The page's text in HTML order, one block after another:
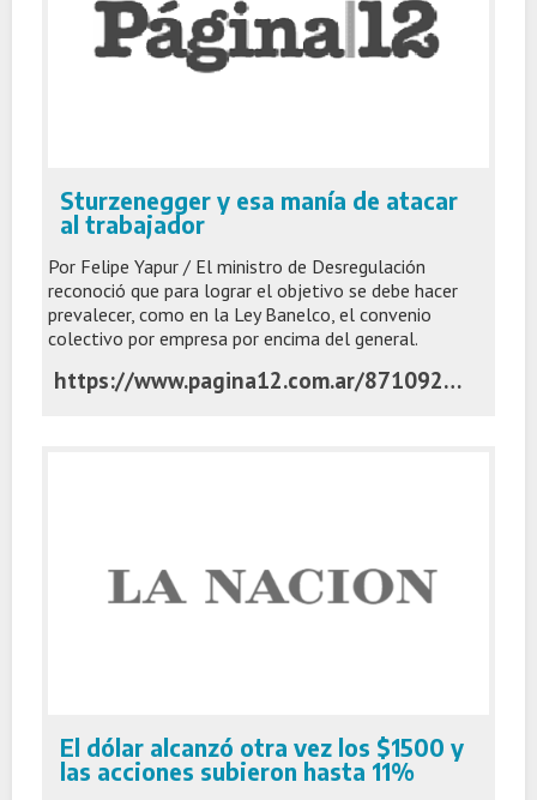
Sturzenegger y esa manía de atacar
al trabajador
Por Felipe Yapur / El ministro de Desregulación
reconoció que para lograr el objetivo se debe hacer
prevalecer, como en la Ley Banelco, el convenio
colectivo por empresa por encima del general.
https://www.pagina12.com.ar/871092-sturzenegger-y-esa-mania-de-atacar-al-trabajador
El dólar alcanzó otra vez los $1500 y
las acciones subieron hasta 11%